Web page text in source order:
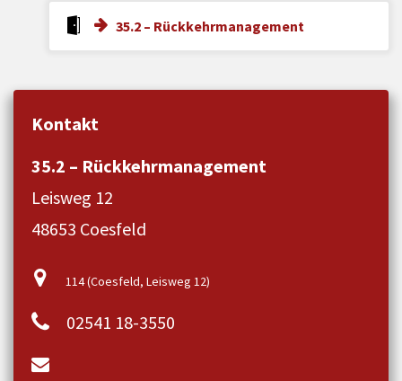
35.2 – Rückkehrmanagement
Kontakt
35.2 – Rückkehrmanagement
Leisweg 12
48653 Coesfeld
114 (Coesfeld, Leisweg 12)
02541 18-3550